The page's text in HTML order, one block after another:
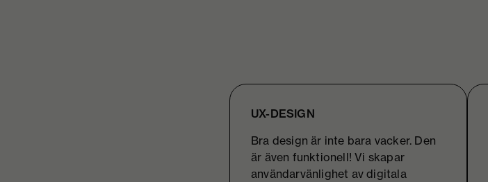
UX-DESIGN
Bra design är inte bara vacker. Den
är även funktionell! Vi skapar
användarvänlighet av digitala